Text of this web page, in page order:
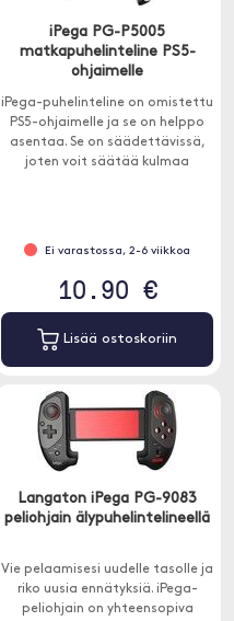
iPega PG-P5005
matkapuhelinteline PS5-
ohjaimelle
iPega-puhelinteline on omistettu
PS5-ohjaimelle ja se on helppo
asentaa. Se on säädettävissä,
joten voit säätää kulmaa
Ei varastossa, 2-6 viikkoa
10.90 €
Lisää ostoskoriin
Langaton iPega PG-9083
peliohjain älypuhelintelineellä
Vie pelaamisesi uudelle tasolle ja
riko uusia ennätyksiä. iPega-
peliohjain on yhteensopiva